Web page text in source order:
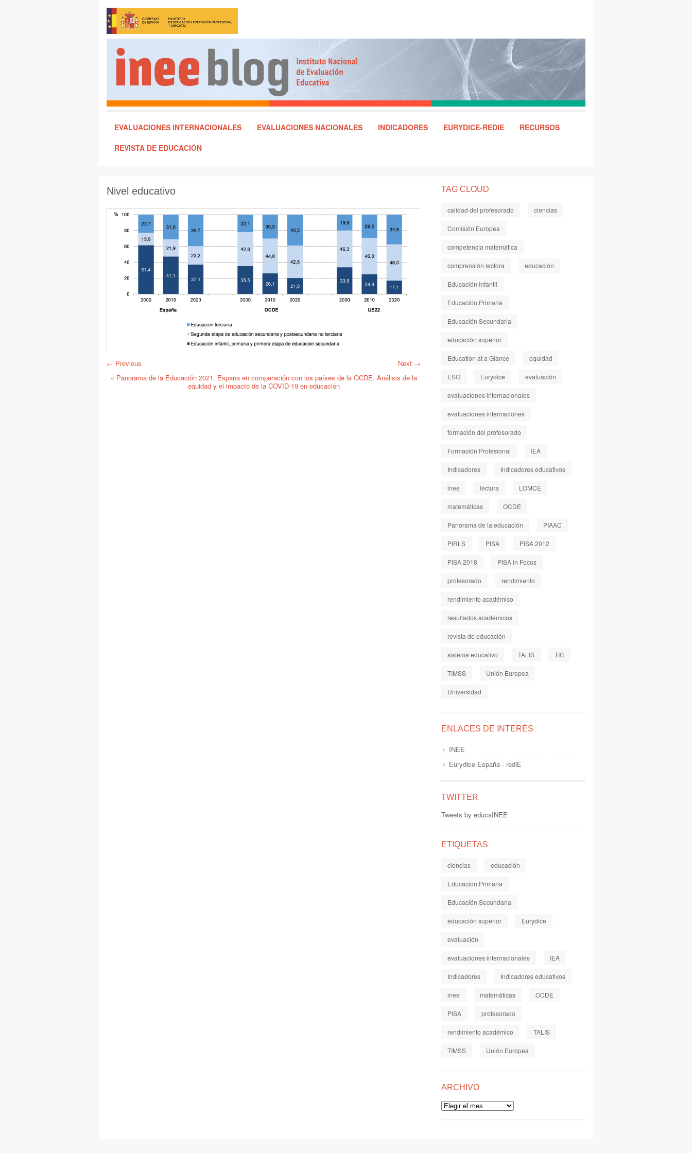
EVALUACIONES INTERNACIONALES EVALUACIONES NACIONALES INDICADORES EURYDICE-REDIE
RECURSOS
REVISTA DE EDUCACIÓN
Nivel educativo
← Previous
Next →
« Panorama de la Educación 2021. España en comparación con los países de la OCDE. Análisis de la
equidad y el impacto de la COVID-19 en educación
TAG CLOUD
calidad del profesorado ciencias
Comisión Europea
competencia matemática
comprensión lectora educación
Educación Infantil
Educación Primaria
Educación Secundaria
educación superior
Education at a Glance equidad
ESO Eurydice evaluación
evaluaciones internacionales
evaluaciones internaciones
formación del profesorado
Formación Profesional IEA
Indicadores Indicadores educativos
inee lectura LOMCE
matemáticas OCDE
Panorama de la educación PIAAC
PIRLS PISA PISA 2012
PISA 2018 PISA in Focus
profesorado rendimiento
rendimiento académico
resultados académicos
revista de educación
sistema educativo TALIS TIC
TIMSS Unión Europea
Universidad
ENLACES DE INTERÉS
INEE
Eurydice España - rediE
TWITTER
Tweets by educaINEE
ETIQUETAS
ciencias educación
Educación Primaria
Educación Secundaria
educación superior Eurydice
evaluación
evaluaciones internacionales IEA
Indicadores Indicadores educativos
inee matemáticas OCDE
PISA profesorado
rendimiento académico TALIS
TIMSS Unión Europea
ARCHIVO
Archivo